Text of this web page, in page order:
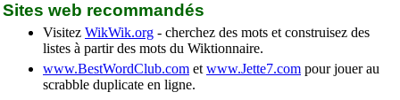
Sites web recommandés
Visitez WikWik.org - cherchez des mots et construisez des
listes à partir des mots du Wiktionnaire.
www.BestWordClub.com et www.Jette7.com pour jouer au
scrabble duplicate en ligne.